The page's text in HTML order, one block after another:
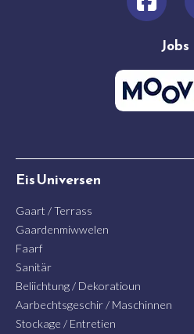
Jobs
Eis Universen
Gaart / Terrass
Gaardenmiwwelen
Faarf
Sanitär
Beliichtung / Dekoratioun
Aarbechtsgeschir / Maschinnen
Stockage / Entretien